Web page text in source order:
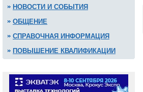
НОВОСТИ И СОБЫТИЯ
ОБЩЕНИЕ
СПРАВОЧНАЯ ИНФОРМАЦИЯ
ПОВЫШЕНИЕ КВАЛИФИКАЦИИ